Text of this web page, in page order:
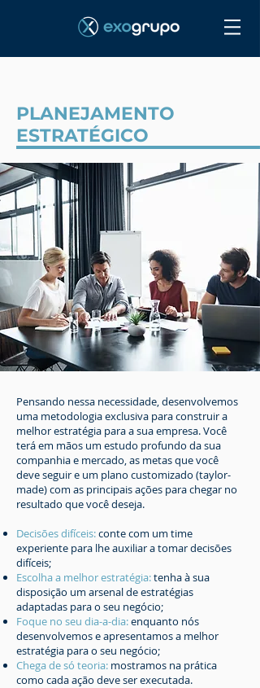
PLANEJAMENTO
ESTRATÉGICO
Pensando nessa necessidade, desenvolvemos
uma metodologia exclusiva para construir a
melhor estratégia para a sua empresa. Você
terá em mãos um estudo profundo da sua
companhia e mercado, as metas que você
deve seguir e um plano customizado (taylor-
made) com as principais ações para chegar no
resultado que você deseja.
Decisões difíceis:conte com um time
experiente para lhe auxiliar a tomar decisões
difíceis;
Escolha a melhor estratégia:tenha à sua
disposição um arsenal de estratégias
adaptadas para o seu negócio;
Foque no seu dia-a-dia:enquanto nós
desenvolvemos e apresentamos a melhor
estratégia para o seu negócio;
Chega de só teoria: mostramos na prática
como cada ação deve ser executada.